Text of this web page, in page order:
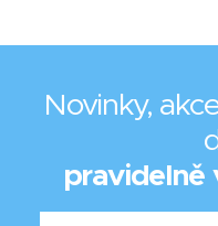
Novinky,
pravidelně